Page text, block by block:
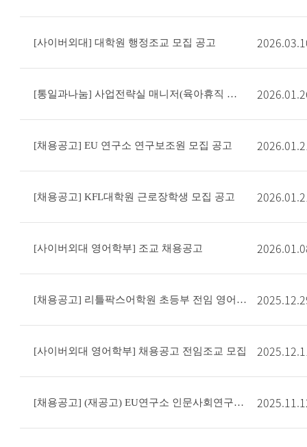
[사이버외대] 대학원 행정조교 모집 공고
[통일과나눔] 사업전략실 매니저(육아휴직 대체) 채용 공고(~2/8)
[채용공고] EU 연구소 연구보조원 모집 공고
[채용공고] KFL대학원 근로장학생 모집 공고
[사이버외대 영어학부] 조교 채용공고
[채용공고] 리틀팍스어학원 초등부 전임 영어 선생님 채용
[사이버외대 영어학부] 채용공고 전임조교 모집
[채용공고] (재공고) EU연구소 인문사회연구사업단 석사 연구보조원 모집 공고